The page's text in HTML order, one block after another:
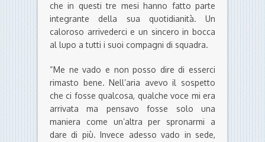
che in questi tre mesi hanno fatto parte
integrante della sua quotidianità. Un
caloroso arrivederci e un sincero in bocca
al lupo a tutti i suoi compagni di squadra.
“Me ne vado e non posso dire di esserci
rimasto bene. Nell’aria avevo il sospetto
che ci fosse qualcosa, qualche voce mi era
arrivata ma pensavo fosse solo una
maniera come un’altra per spronarmi a
dare di più. Invece adesso vado in sede,